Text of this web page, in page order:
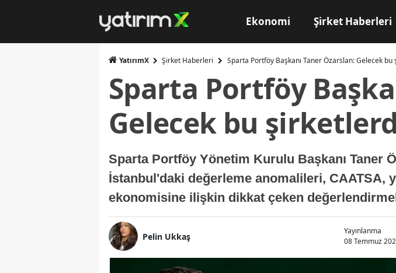
Ekonomi Şirket Haberleri
YatırımX Şirket Haberleri Sparta Portföy Başkanı Taner Özarslan: Gelecek
Sparta Portföy
Gelecek bu
Sparta Portföy Yönetim Kurulu Başkanı Taner
İstanbul'daki değerleme anomalileri, CAATSA,
ekonomisine ilişkin dikkat çeken
Pelin Ukkaş
Yayınlanma
08 Temmuz